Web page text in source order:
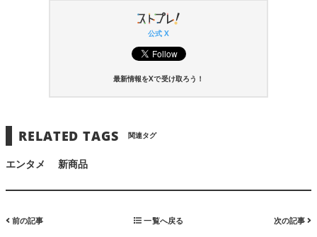
公式 X
最新情報をXで受け取ろう！
RELATED TAGS 関連タグ
エンタメ 新商品
前の記事 一覧へ戻る 次の記事